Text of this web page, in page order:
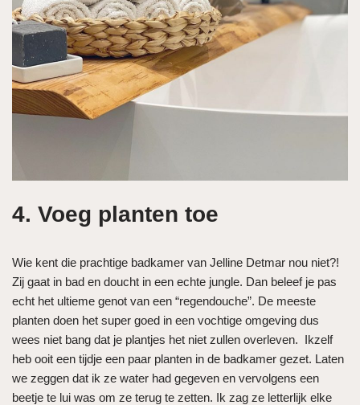
4. Voeg planten toe
Wie kent die prachtige badkamer van Jelline Detmar nou niet?!
Zij gaat in bad en doucht in een echte jungle. Dan beleef je pas
echt het ultieme genot van een “regendouche”. De meeste
planten doen het super goed in een vochtige omgeving dus
wees niet bang dat je plantjes het niet zullen overleven. Ikzelf
heb ooit een tijdje een paar planten in de badkamer gezet. Laten
we zeggen dat ik ze water had gegeven en vervolgens een
beetje te lui was om ze terug te zetten. Ik zag ze letterlijk elke